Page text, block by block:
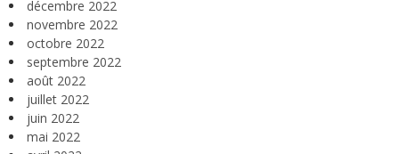
décembre 2022
novembre 2022
octobre 2022
septembre 2022
août 2022
juillet 2022
juin 2022
mai 2022